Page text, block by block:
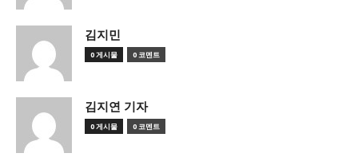
김지민
0 게시물 0 코멘트
김지연 기자
0 게시물 0 코멘트